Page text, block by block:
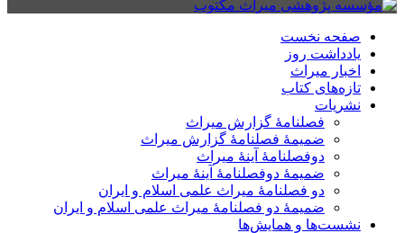
صفحه نخست
یادداشت روز
اخبار میراث
تازه‌های کتاب
نشریات
فصلنامۀ گزارش میراث
ضمیمۀ فصلنامۀ گزارش میراث
دوفصلنامۀ آینۀ میراث
ضمیمۀ دوفصلنامۀ آینۀ میراث
دو فصلنامۀ میراث علمی اسلام و ایران
ضمیمۀ دو فصلنامۀ میراث علمی اسلام و ایران
نشست‌ها و همایش‌ها